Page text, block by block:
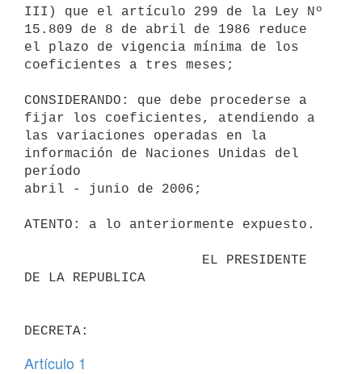
III) que el artículo 299 de la Ley Nº
15.809 de 8 de abril de 1986 reduce
el plazo de vigencia mínima de los
coeficientes a tres meses;
CONSIDERANDO: que debe procederse a
fijar los coeficientes, atendiendo a
las variaciones operadas en la
información de Naciones Unidas del
período
abril - junio de 2006;
ATENTO: a lo anteriormente expuesto.
DE LA REPUBLICA
Artículo 1